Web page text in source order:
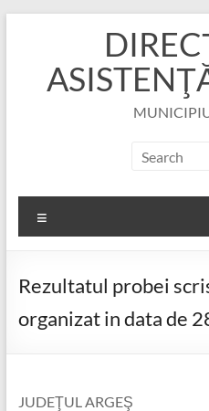
Rezultatul probei
organizat in data de
JUDEŢUL ARGEŞ